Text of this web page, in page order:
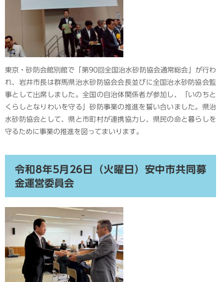
東京・砂防会館別館で「第90回全国治水砂防協会通常総会」が行わ
れ、岩井市長は群馬県治水砂防協会会長並びに全国治水砂防協会監
事として出席しました。全国の自治体関係者が参加し、「いのちと
くらしとなりわいを守る」砂防事業の推進を誓い合いました。県治
水砂防協会として、県と市町村が連携協力し、県民の命と暮らしを
守るために事業の推進を図ってまいります。
令和8年5月26日（火曜日）安中市共同募
金運営委員会